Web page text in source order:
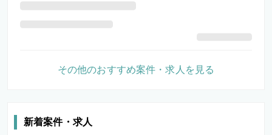
その他のおすすめ案件・求人を見る
新着案件・求人